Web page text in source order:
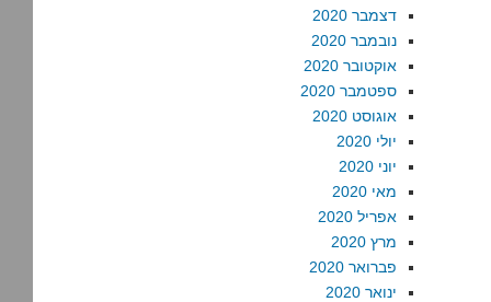
דצמבר 2020
נובמבר 2020
אוקטובר 2020
ספטמבר 2020
אוגוסט 2020
יולי 2020
יוני 2020
מאי 2020
אפריל 2020
מרץ 2020
פברואר 2020
ינואר 2020